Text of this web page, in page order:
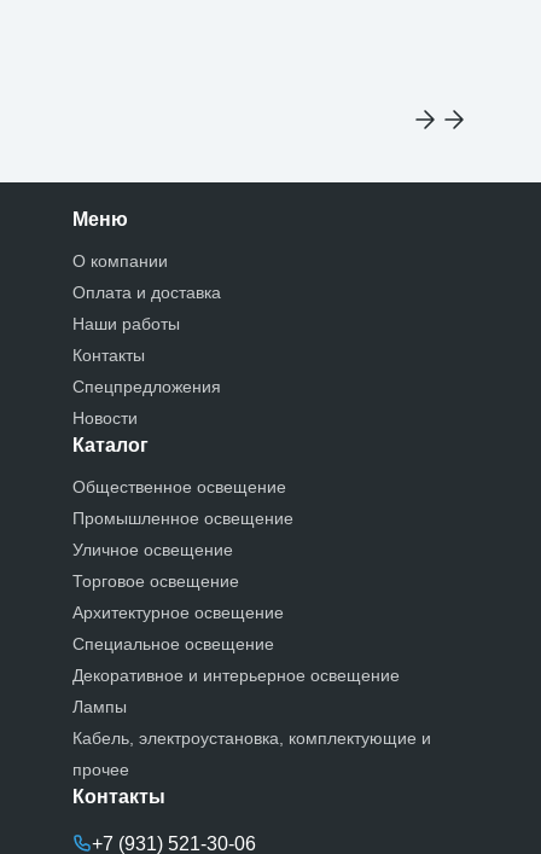
Меню
О компании
Оплата и доставка
Наши работы
Контакты
Спецпредложения
Новости
Каталог
Общественное освещение
Промышленное освещение
Уличное освещение
Торговое освещение
Архитектурное освещение
Специальное освещение
Декоративное и интерьерное освещение
Лампы
Кабель, электроустановка, комплектующие и
прочее
Контакты
+7 (931) 521-30-06